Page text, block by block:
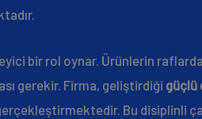
bir rol oynar. Ürünlerin
gerekir. Firma, geliştirdiği güçlü
Bu disiplinli